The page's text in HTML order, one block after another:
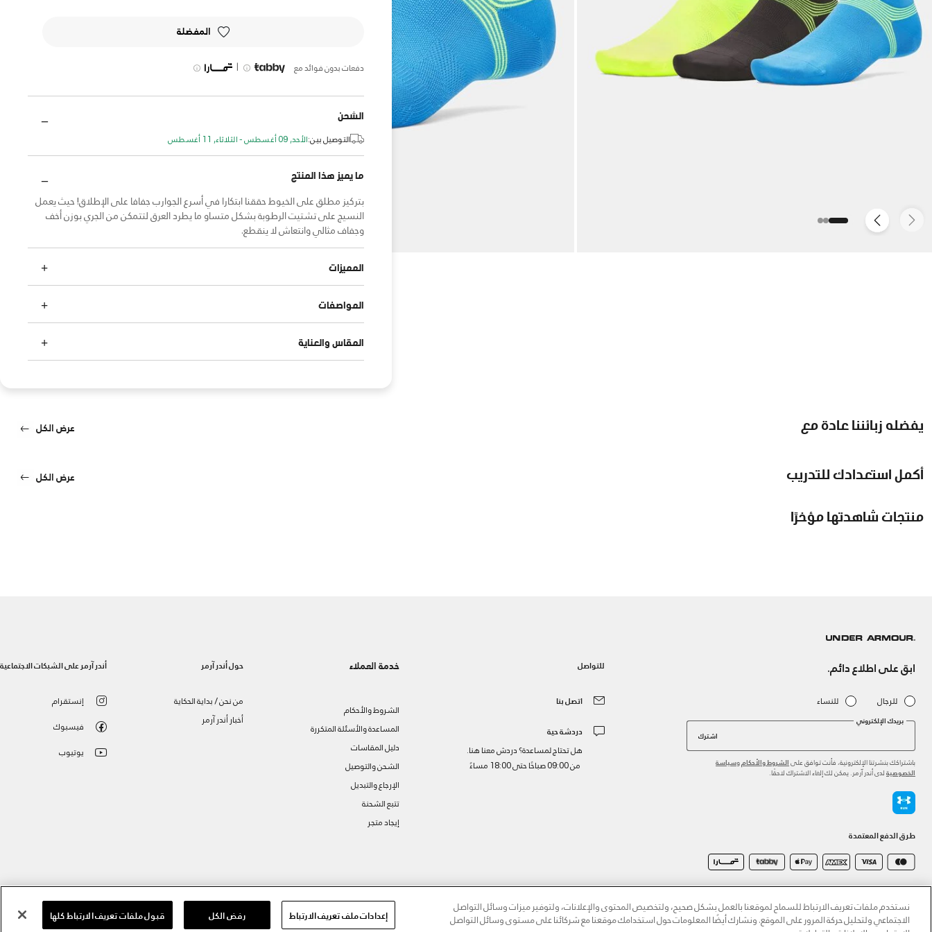
المفضلة
دفعات بدون فوائد مع |
الشحن
التوصيل بين:الأحد, 09 أغسطس - الثلاثاء, 11 أغسطس
ما يميز هذا المنتج
بتركيز مطلق على الخيوط حققنا ابتكارا في أسرع الجوارب جفافا على الإطلاق! حيث يعمل
النسيج على تشتيت الرطوبة بشكل متساو ما يطرد العرق لتتمكن من الجري بوزن أخف
وجفاف مثالي وانتعاش لا ينقطع.
المميزات
المواصفات
المقاس والعناية
يفضله زبائننا عادة مع عرض الكل
أكمل استعدادك للتدريب عرض الكل
منتجات شاهدتها مؤخرًا
ابق على اطلاع دائم.
للرجال للنساء
بريدك الإلكتروني
اشترك
باشتراكك بنشرتنا الإلكترونية، فأنت توافق على الشروط والأحكام وسياسة
الخصوصية لدى أندر آرمر. يمكن لك إلغاء الاشتراك لاحقًا.
طرق الدفع المعتمدة
للتواصل
اتصل بنا
دردشة حية
هل تحتاج لمساعدة؟ دردش معنا هنا.
من 09:00 صباحًا حتى 18:00 مساءً
خدمة العملاء
الشروط والأحكام
المساعدة والأسئلة المتكررة
دليل المقاسات
الشحن والتوصيل
الإرجاع والتبديل
تتبع الشحنة
إيجاد متجر
حول أندر آرمر
من نحن / بداية الحكاية
أخبار أندر آرمر
أندر آرمر على الشبكات الاجتماعية
إنستقرام
فيسبوك
يوتيوب
نستخدم ملفات تعريف الارتباط للسماح لموقعنا بالعمل بشكل صحيح، ولتخصيص المحتوى والإعلانات، ولتوفير ميزات وسائل التواصل
الاجتماعي ولتحليل حركة المرور على الموقع. ونشارك أيضًا المعلومات حول استخدامك موقعنا مع شركائنا على مستوى وسائل التواصل
إعدادات ملف تعريف الارتباط رفض الكل قبول ملفات تعريف الارتباط كلها